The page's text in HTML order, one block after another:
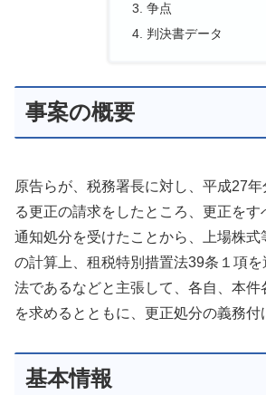
争点
判決書データ
事案の概要
原告らが、税務署長に対し、平成27
る更正の請求をしたところ、更正を
通知処分を受けたことから、上場株式
の計算上、租税特別措置法39条１項
法であるなどと主張して、各自、本件
を求めるとともに、更正処分の義務付
基本情報